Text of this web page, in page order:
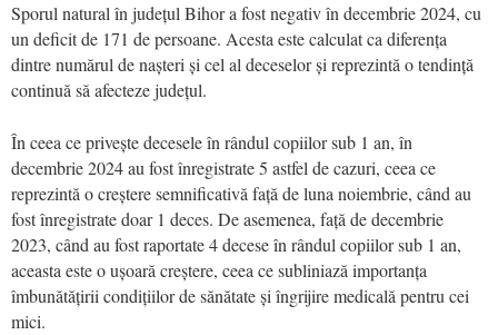
Sporul natural în județul Bihor a fost negativ în decembrie 2024, cu
un deficit de 171 de persoane. Acesta este calculat ca diferența
dintre numărul de nașteri și cel al deceselor și reprezintă o tendință
continuă să afecteze județul.
În ceea ce privește decesele în rândul copiilor sub 1 an, în
decembrie 2024 au fost înregistrate 5 astfel de cazuri, ceea ce
reprezintă o creștere semnificativă față de luna noiembrie, când au
fost înregistrate doar 1 deces. De asemenea, față de decembrie
2023, când au fost raportate 4 decese în rândul copiilor sub 1 an,
aceasta este o ușoară creștere, ceea ce subliniază importanța
îmbunătățirii condițiilor de sănătate și îngrijire medicală pentru cei
mici.